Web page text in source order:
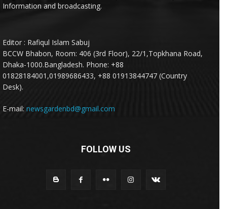
Information and broadcasting.
Editor : Rafiqul Islam Sabuj
BCCW Bhabon, Room: 406 (3rd Floor), 22/1,Topkhana Road,
Dhaka-1000.Bangladesh. Phone: +88
01828184001,01989686433, +88 01913844747 (Country
Desk).
E-mail: newsgardenbd@gmail.com
FOLLOW US